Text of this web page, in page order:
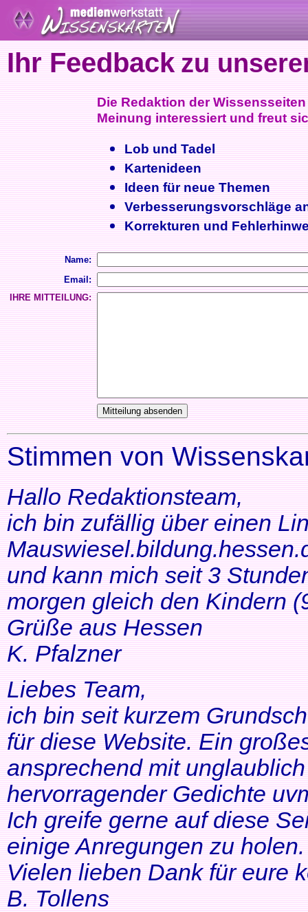
Ihr Feedback zu
Die Redaktion der
Meinung interessiert und freut
Lob und Tadel
Kartenideen
Ideen für neue Themen
Verbesserungsvorschläge
Korrekturen und
Name:
Email:
IHRE MITTEILUNG:
Stimmen von
Hallo Redaktionsteam,
ich bin zufällig über einen
und kann mich seit 3
morgen gleich den Kindern
Grüße aus Hessen
K. Pfalzner
Liebes Team,
ich bin seit kurzem
für diese Website. Ein
ansprechend mit
hervorragender Gedichte
Ich greife gerne auf diese
einige Anregungen zu
Vielen lieben Dank für eure
B. Tollens